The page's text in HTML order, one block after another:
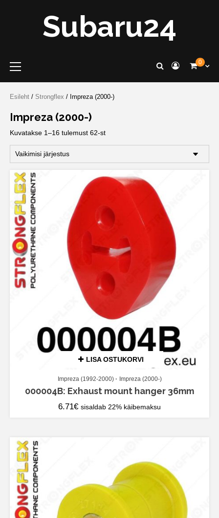
Subaru24
Menu
0
Esileht / Strongflex / Impreza (2000-)
Impreza (2000-)
Kuvatakse 1–16 tulemust 62-st
LISA OSTUKORVI
Impreza (1992-2000) Impreza (2000-)
000004B: Exhaust mount hanger 36mm
6.71€ sisaldab 22% käibemaksu